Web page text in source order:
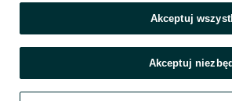
Akceptuj
Akceptuj